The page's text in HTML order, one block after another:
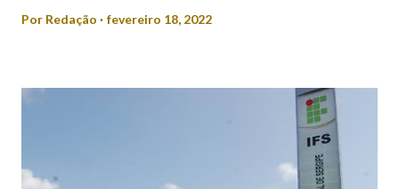
Por Redação fevereiro 18, 2022